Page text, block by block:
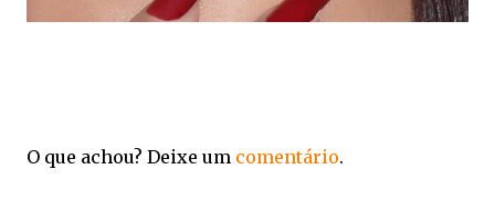
O que achou? Deixe um comentário.